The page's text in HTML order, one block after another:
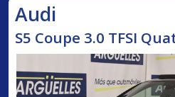
Audi
S5 Coupe 3.0 TFSI